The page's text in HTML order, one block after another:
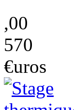
,00
570
€uros